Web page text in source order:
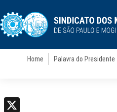
Home Palavra do Presidente